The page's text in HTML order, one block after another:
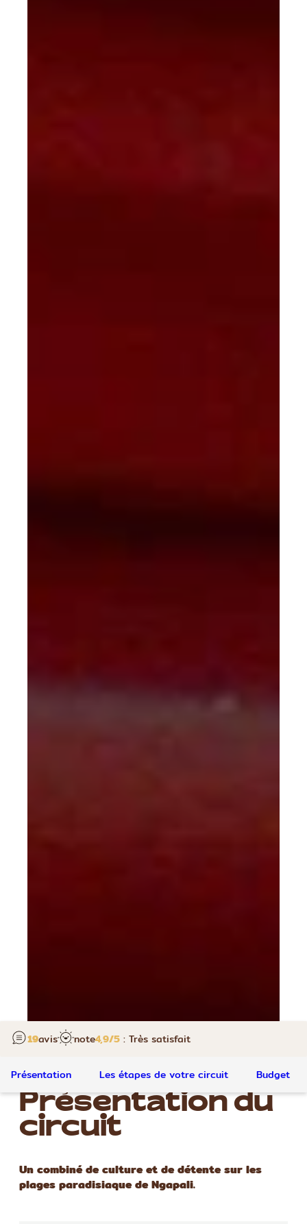
Présentation Les étapes de votre circuit Budget
19avis note4,9/5 : Très satisfait
Présentation du
circuit
Un combiné de culture et de détente sur les
plages paradisiaque de Ngapali.